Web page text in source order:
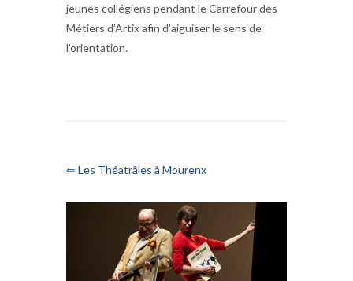
jeunes collégiens pendant le Carrefour des
Métiers d’Artix afin d’aiguiser le sens de
l’orientation.
⇐ Les Théatrâles à Mourenx